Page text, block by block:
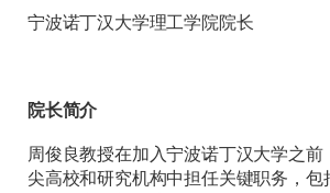
宁波诺丁汉大学理工学院院长
院长简介
周俊良教授在加入宁波诺丁汉大学之前
尖高校和研究机构中担任关键职务，包